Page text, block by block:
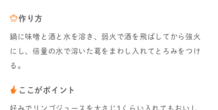
作り方
鍋に味噌と酒と水を溶き、弱火で酒を飛ばしてから強火
にし、倍量の水で溶いた葛をまわし入れてとろみをつけ
る。
ここがポイント
好みでリンゴジュースを大さじ1くらい入れてもおいし